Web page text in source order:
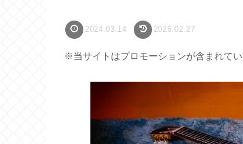
2024.03.14 2026.02.27
※当サイトはプロモーションが含まれて